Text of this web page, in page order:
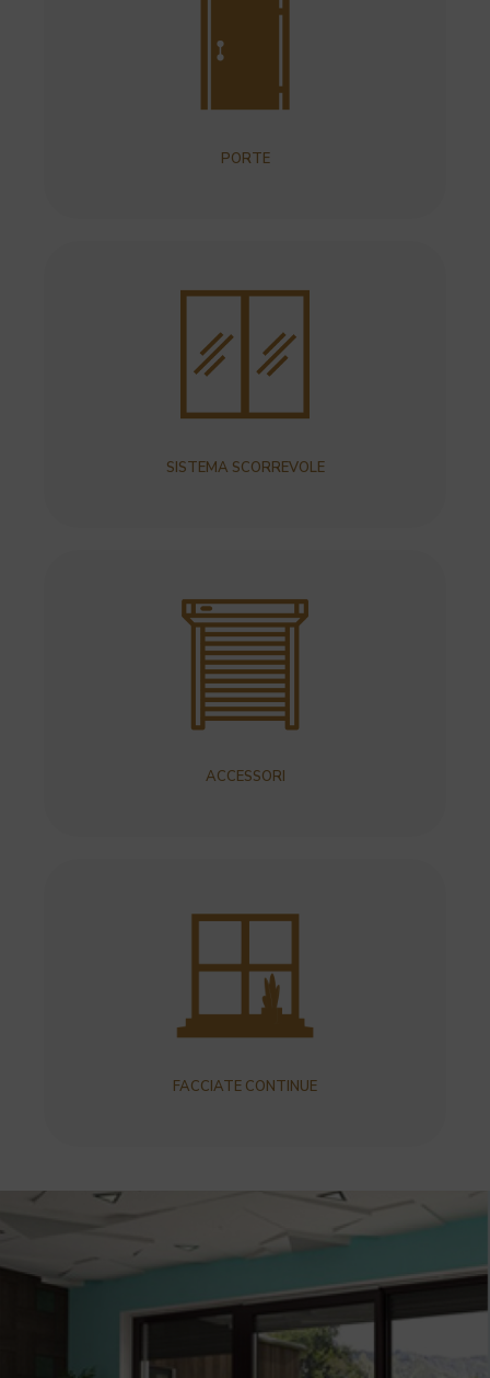
PORTE
SISTEMA SCORREVOLE
ACCESSORI
FACCIATE CONTINUE